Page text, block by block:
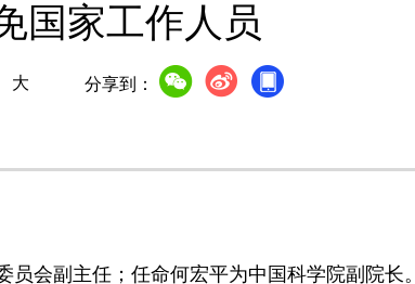
国家工作人员
大 分享到：
会副主任；任命何宏平为中国科学院副院长。